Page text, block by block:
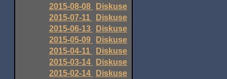
2015-08-08
Diskuse
2015-07-11
Diskuse
2015-06-13
Diskuse
2015-05-09
Diskuse
2015-04-11
Diskuse
2015-03-14
Diskuse
2015-02-14
Diskuse